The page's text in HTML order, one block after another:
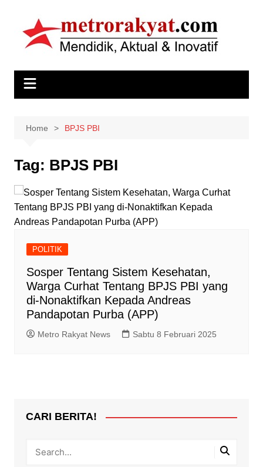
content
Home BPJS PBI
Tag: BPJS PBI
POLITIK
Sosper Tentang Sistem Kesehatan,
Warga Curhat Tentang BPJS PBI yang
di-Nonaktifkan Kepada Andreas
Pandapotan Purba (APP)
Metro Rakyat News Sabtu 8 Februari 2025
CARI BERITA!